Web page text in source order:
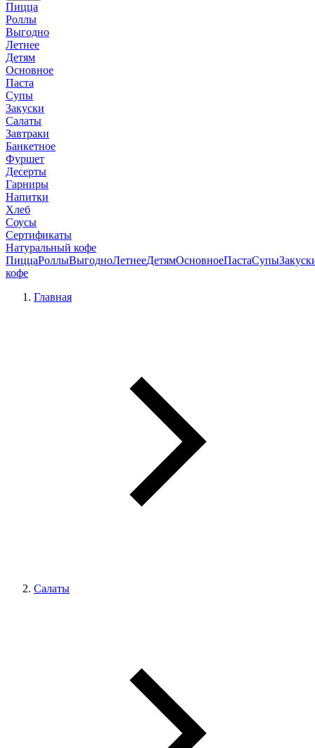
Пицца
Роллы
Выгодно
Летнее
Детям
Основное
Паста
Супы
Закуски
Салаты
Завтраки
Банкетное
Фуршет
Десерты
Гарниры
Напитки
Хлеб
Соусы
Сертификаты
Натуральный кофе
ПиццаРоллыВыгодноЛетнееДетямОсновноеПастаСупы
кофе
Главная
Салаты